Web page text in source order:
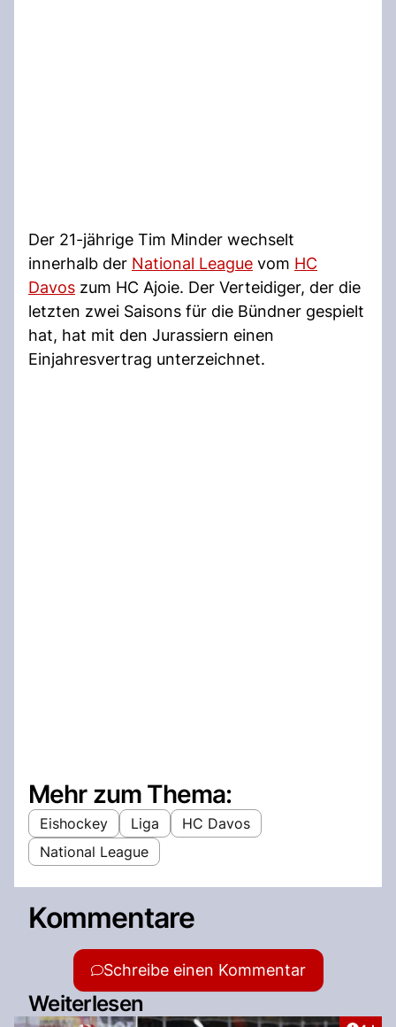
Der 21-jährige Tim Minder wechselt
innerhalb der National League vom HC
Davos zum HC Ajoie. Der Verteidiger, der die
letzten zwei Saisons für die Bündner gespielt
hat, hat mit den Jurassiern einen
Einjahresvertrag unterzeichnet.
Mehr zum Thema:
Eishockey Liga
HC Davos
National League
Kommentare
Schreibe einen Kommentar
Weiterlesen